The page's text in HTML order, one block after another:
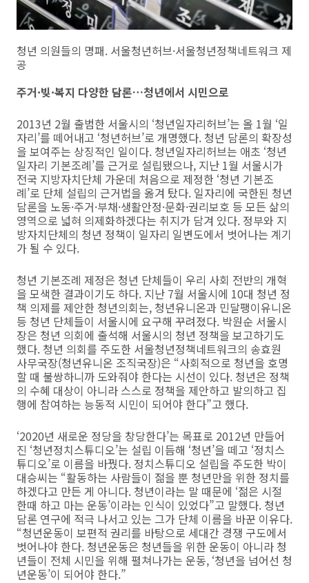
청년 의원들의 명패. 서울청년허브·서울청년정책네트워크 제
공
주거·빚·복지 다양한 담론…청년에서 시민으로
2013년 2월 출범한 서울시의 ‘청년일자리허브’는 올 1월 ‘일
자리’를 떼어내고 ‘청년허브’로 개명했다. 청년 담론의 확장성
을 보여주는 상징적인 일이다. 청년일자리허브는 애초 ‘청년
일자리 기본조례’를 근거로 설립됐으나, 지난 1월 서울시가
전국 지방자치단체 가운데 처음으로 제정한 ‘청년 기본조
례’로 단체 설립의 근거법을 옮겨 탔다. 일자리에 국한된 청년
담론을 노동·주거·부채·생활안정·문화·권리보호 등 모든 삶의
영역으로 넓혀 의제화하겠다는 취지가 담겨 있다. 정부와 지
방자치단체의 청년 정책이 일자리 일변도에서 벗어나는 계기
가 될 수 있다.
청년 기본조례 제정은 청년 단체들이 우리 사회 전반의 개혁
을 모색한 결과이기도 하다. 지난 7월 서울시에 10대 청년 정
책 의제를 제안한 청년의회는, 청년유니온과 민달팽이유니온
등 청년 단체들이 서울시에 요구해 꾸려졌다. 박원순 서울시
장은 청년 의회에 출석해 서울시의 청년 정책을 보고하기도
했다. 청년 의회를 주도한 서울청년정책네트워크의 송효원
사무국장(청년유니온 조직국장)은 “사회적으로 청년을 호명
할 때 불쌍하니까 도와줘야 한다는 시선이 있다. 청년은 정책
의 수혜 대상이 아니라 스스로 정책을 제안하고 발의하고 집
행에 참여하는 능동적 시민이 되어야 한다”고 했다.
‘2020년 새로운 정당을 창당한다’는 목표로 2012년 만들어
진 ‘청년정치스튜디오’는 설립 이듬해 ‘청년’을 떼고 ‘정치스
튜디오’로 이름을 바꿨다. 정치스튜디오 설립을 주도한 박이
대승씨는 “활동하는 사람들이 젊을 뿐 청년만을 위한 정치를
하겠다고 만든 게 아니다. 청년이라는 말 때문에 ‘젊은 시절
한때 하고 마는 운동’이라는 인식이 있었다”고 말했다. 청년
담론 연구에 적극 나서고 있는 그가 단체 이름을 바꾼 이유다.
“청년운동이 보편적 권리를 바탕으로 세대간 경쟁 구도에서
벗어나야 한다. 청년운동은 청년들을 위한 운동이 아니라 청
년들이 전체 시민을 위해 펼쳐나가는 운동, ‘청년을 넘어선 청
년운동’이 되어야 한다.”